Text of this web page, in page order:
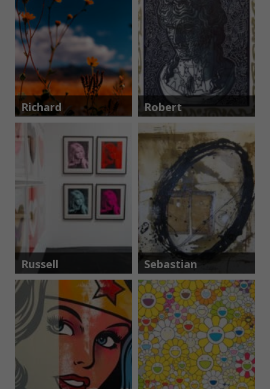
Richard
Heeps
Robert
Combas
Russell
Young
Sebastian
Rodrigues